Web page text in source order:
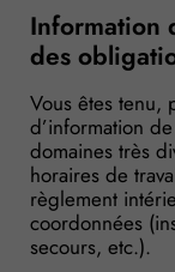
Information
des
Vous êtes tenu,
d’information
domaines très
horaires de
règlement
coordonnées
secours, etc.).